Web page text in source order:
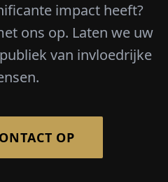
impact heeft?
ons op. Laten we uw
van invloedrijke
OP